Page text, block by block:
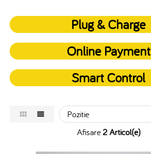
Plug & Charge
Online Payment
Smart Control
Afisare2 Articol(e)